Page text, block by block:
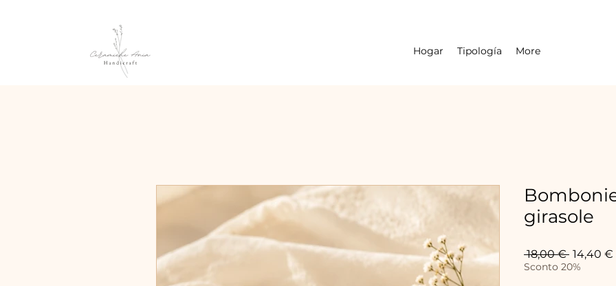
Hogar Tipología More
girasole
18,00 € Precio
14,40 €
Sconto 20%